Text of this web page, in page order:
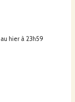
au hier à 23h59